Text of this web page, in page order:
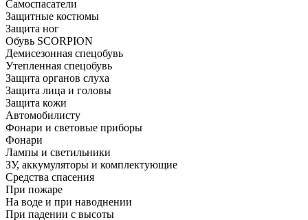
Самоспасатели
Защитные костюмы
Защита ног
Обувь SCORPION
Демисезонная спецобувь
Утепленная спецобувь
Защита органов слуха
Защита лица и головы
Защита кожи
Автомобилисту
Фонари и световые приборы
Фонари
Лампы и светильники
ЗУ, аккумуляторы и комплектующие
Средства спасения
При пожаре
На воде и при наводнении
При падении с высоты